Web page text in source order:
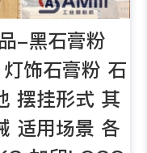
-黑石膏粉
饰石膏粉 石
摆挂形式 其
适用场景 各